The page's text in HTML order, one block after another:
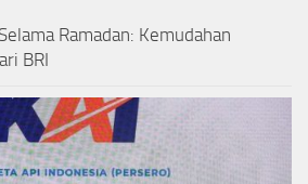
Ramadan: Kemudahan
BRI